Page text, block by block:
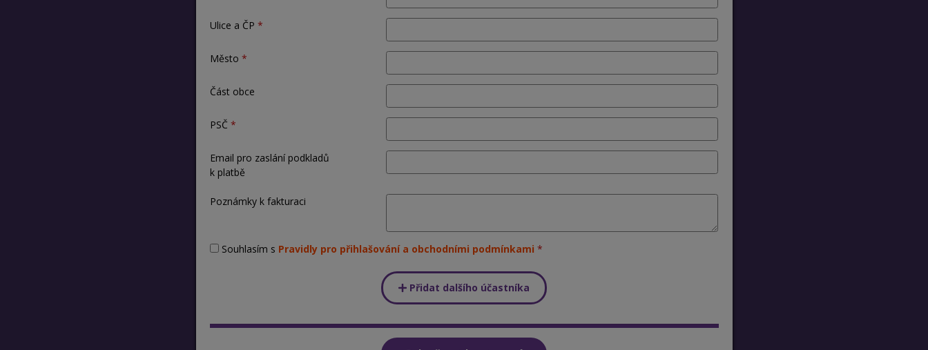
Ulice a ČP
Město
Část obce
PSČ
Email pro zaslání podkladů
k platbě
Poznámky k fakturaci
Souhlasím s Pravidly pro přihlašování a obchodními podmínkami
Přidat dalšího účastníka